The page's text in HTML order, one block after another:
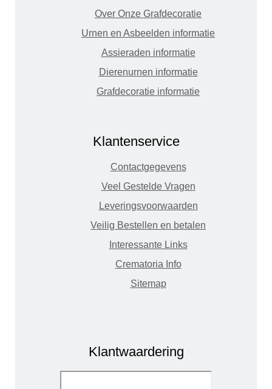
Over Onze Grafdecoratie
Urnen en Asbeelden informatie
Assieraden informatie
Dierenurnen informatie
Grafdecoratie informatie
Klantenservice
Contactgegevens
Veel Gestelde Vragen
Leveringsvoorwaarden
Veilig Bestellen en betalen
Interessante Links
Crematoria Info
Sitemap
Klantwaardering